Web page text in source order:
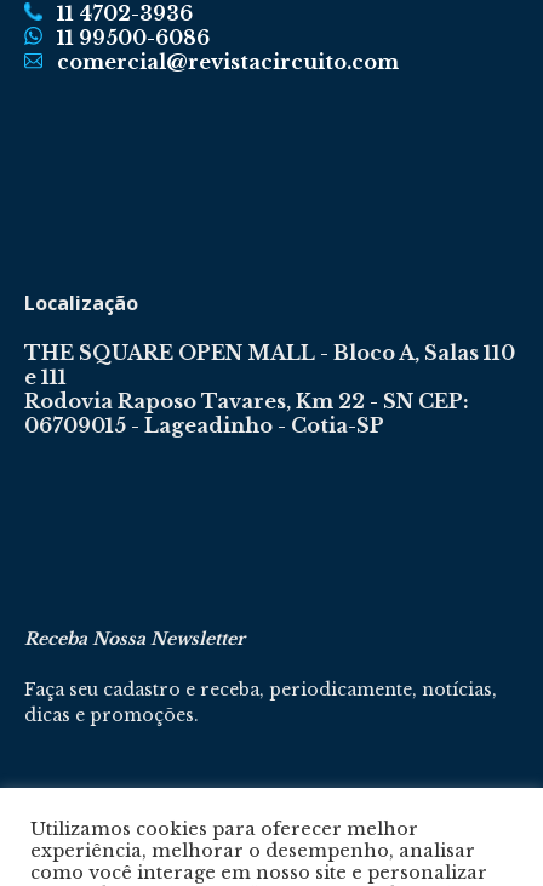
11 4702-3936
11 99500-6086
comercial@revistacircuito.com
Localização
THE SQUARE OPEN MALL - Bloco A, Salas 110
e 111
Rodovia Raposo Tavares, Km 22 - SN CEP:
06709015 - Lageadinho - Cotia-SP
Receba Nossa Newsletter
Faça seu cadastro e receba, periodicamente, notícias,
dicas e promoções.
Cadastre-se aqui
Utilizamos cookies para oferecer melhor
experiência, melhorar o desempenho, analisar
como você interage em nosso site e personalizar